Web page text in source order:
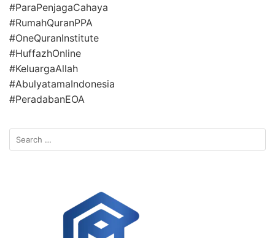
#ParaPenjagaCahaya
#RumahQuranPPA
#OneQuranInstitute
#HuffazhOnline
#KeluargaAllah
#AbulyatamaIndonesia
#PeradabanEOA
Search
for: